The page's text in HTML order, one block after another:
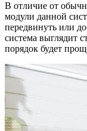
В отличие от
модули данной
передвинуть или
система выглядит
порядок будет